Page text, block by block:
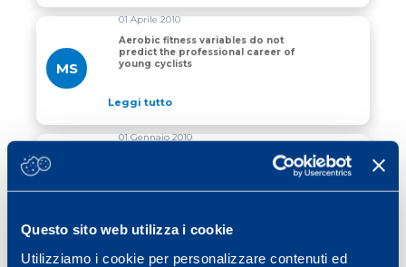
Questo sito web utilizza i cookie
Utilizziamo i cookie per personalizzare contenuti ed
MS
01 Aprile 2010
Aerobic fitness variables do not
predict the professional career of
young cyclists
Leggi tutto
01 Gennaio 2010
performance in English Premier
01 Gennaio 2009